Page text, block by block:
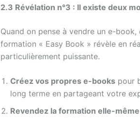
2.3 Révélation n°3 : Il existe deux
Quand on pense à vendre un e-
formation « Easy Book » révèle en
particulièrement puissante.
Créez vos propres e-books pour
long terme en partageant votre
Revendez la formation elle-même